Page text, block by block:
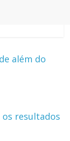
além do
os resultados